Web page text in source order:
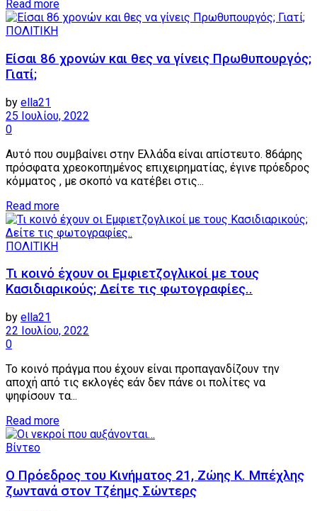
Read moreDetails
ΠΟΛΙΤΙΚΗ
Είσαι 86 χρονών και θες να γίνεις Πρωθυπουργός;
Γιατί;
by ella21
25 Ιουλίου, 2022
0
Αυτό που συμβαίνει στην Ελλάδα είναι απίστευτο. 86άρης
πρόσφατα χρεοκοπημένος επιχειρηματίας, έγινε πρόεδρος
κόμματος , με σκοπό να κατέβει στις...
Read moreDetails
ΠΟΛΙΤΙΚΗ
Τι κοινό έχουν οι Εμφιετζογλικοί με τους
Κασιδιαρικούς; Δείτε τις φωτογραφίες..
by ella21
22 Ιουλίου, 2022
0
Το κοινό πράγμα που έχουν είναι προπαγανδίζουν την
αποχή από τις εκλογές εάν δεν πάνε οι πολίτες να
ψηφίσουν τα...
Read moreDetails
Βίντεο
Ο Πρόεδρος του Κινήματος 21, Ζώης Κ. Μπέχλης
ζωντανά στον Τζέημς Σώντερς